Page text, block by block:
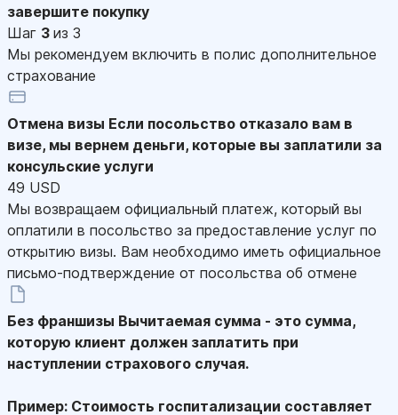
завершите покупку
Шаг 3 из 3
Мы рекомендуем включить в полис дополнительное
страхование
Отмена визы Если посольство отказало вам в
визе, мы вернем деньги, которые вы заплатили за
консульские услуги
49 USD
Мы возвращаем официальный платеж, который вы
оплатили в посольство за предоставление услуг по
открытию визы. Вам необходимо иметь официальное
письмо-подтверждение от посольства об отмене
Без франшизы Вычитаемая сумма - это сумма,
которую клиент должен заплатить при
наступлении страхового случая.
Пример: Стоимость госпитализации составляет